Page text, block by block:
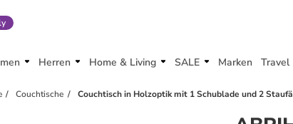
Herren Home & Living SALE Marken Travel
Couchtische Couchtisch in Holzoptik mit 1 Schublade und 2